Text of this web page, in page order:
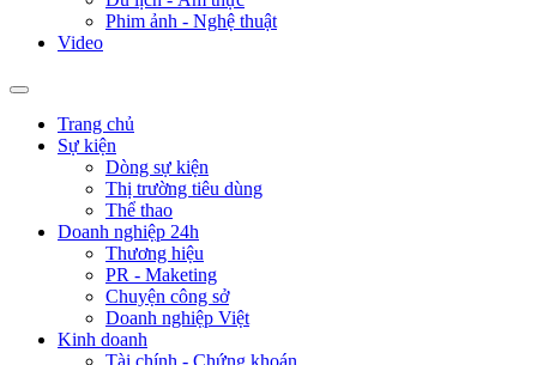
Phim ảnh - Nghệ thuật
Video
Trang chủ
Sự kiện
Dòng sự kiện
Thị trường tiêu dùng
Thể thao
Doanh nghiệp 24h
Thương hiệu
PR - Maketing
Chuyện công sở
Doanh nghiệp Việt
Kinh doanh
Tài chính - Chứng khoán